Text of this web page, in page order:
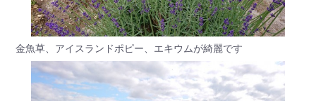
金魚草、アイスランドポピー、エキウムが綺麗です